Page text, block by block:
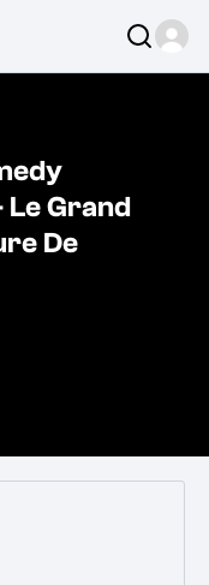
Le Grand
De